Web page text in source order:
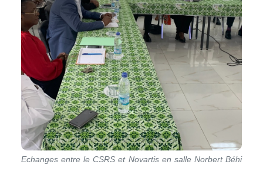
Echanges entre le CSRS et Novartis en salle Norbert Béhi